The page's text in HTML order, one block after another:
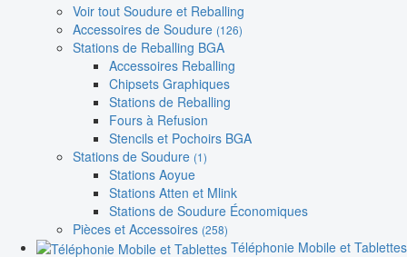
Voir tout Soudure et Reballing
Accessoires de Soudure (126)
Stations de Reballing BGA
Accessoires Reballing
Chipsets Graphiques
Stations de Reballing
Fours à Refusion
Stencils et Pochoirs BGA
Stations de Soudure (1)
Stations Aoyue
Stations Atten et Mlink
Stations de Soudure Économiques
Pièces et Accessoires (258)
Téléphonie Mobile et Tablettes